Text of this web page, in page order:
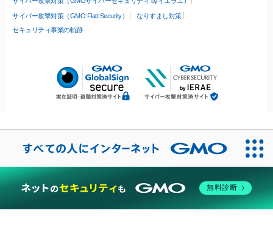
サイバー攻撃対策（GMO Flatt Security）
なりすまし対策
セキュリティ事業の軌跡
無料診断